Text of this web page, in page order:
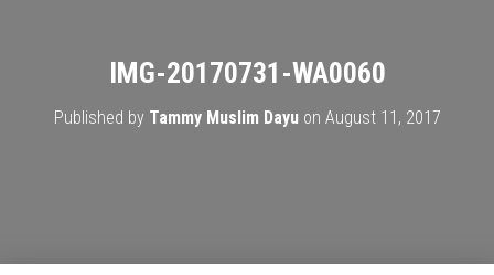
IMG-20170731-WA0060
Published by Tammy Muslim Dayuon August 11, 2017